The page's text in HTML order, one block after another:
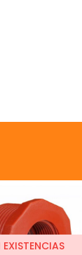
EXISTENCIAS